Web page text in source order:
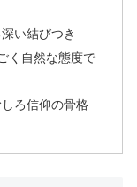
い結びつき
く自然な態度で
ろ信仰の骨格